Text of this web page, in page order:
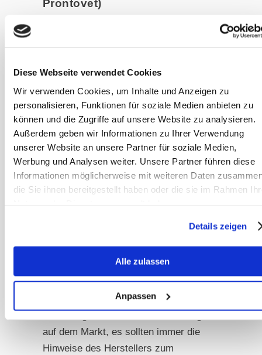
Diese Webseite verwendet Cookies
Wir verwenden Cookies, um Inhalte und Anzeigen zu
personalisieren, Funktionen für soziale Medien anbieten zu
können und die Zugriffe auf unsere Website zu analysieren.
Außerdem geben wir Informationen zu Ihrer Verwendung
unserer Website an unsere Partner für soziale Medien,
Werbung und Analysen weiter. Unsere Partner führen diese
Informationen möglicherweise mit weiteren Daten
die Sie ihnen bereitgestellt haben oder die sie im Rahmen
Details zeigen
Alle zulassen
Anpassen
Prontovet)
Anwendung geeignet, auch in
empfindlichen Bereichen. Im
Humanbereich gehört es zu den
Wundantiseptika der ersten Wahl, da
es eine breite antimikrobielle
Effektivität bei hoher Verträglichkeit
besitzt.
Vetericyn.VF)
Sollte nicht gleichzeitig in Kombination
mit anderen Produkten verwendet
werden. Es gibt sehr unterschiedliche
auf dem Markt, es sollten immer die
Hinweise des Herstellers zum